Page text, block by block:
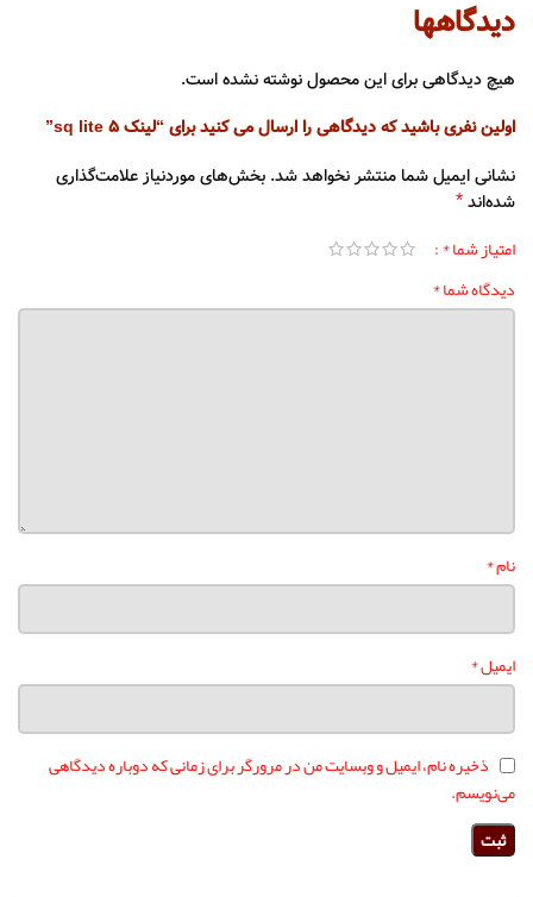
دیدگاهها
هیچ دیدگاهی برای این محصول نوشته نشده است.
اولین نفری باشید که دیدگاهی را ارسال می کنید برای “لینک sq lite 5”
نشانی ایمیل شما منتشر نخواهد شد. بخش‌های موردنیاز علامت‌گذاری
شده‌اند*
امتیاز شما*
دیدگاه شما*
نام*
ایمیل*
ذخیره نام، ایمیل و وبسایت من در مرورگر برای زمانی که دوباره دیدگاهی
می‌نویسم.